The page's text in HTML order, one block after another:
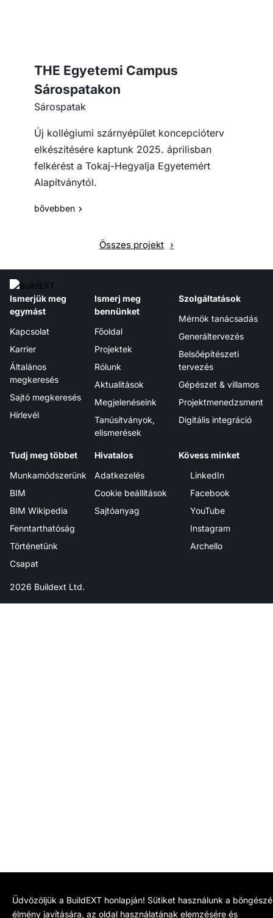
THE Egyetemi Campus
Sárospatakon
Sárospatak
Új kollégiumi szárnyépület koncepcióterv
elkészítésére kaptunk 2025. áprilisban
felkérést a Tokaj-Hegyalja Egyetemért
Alapítványtól.
bővebben
Összes projekt
Ismerjük meg
egymást
Kapcsolat
Karrier
Általános
megkeresés
Sajtó megkeresés
Hírlevél
Ismerj meg
bennünket
Főoldal
Projektek
Rólunk
Aktualitások
Megjelenéseink
Tanúsítványok,
elismerések
Szolgáltatások
Mérnök tanácsadás
Generáltervezés
Belsőépítészeti
tervezés
Gépészet & villamos
Projektmenedzsment
Digitális integráció
Tudj meg többet
Munkamódszerünk
BIM
BIM Wikipedia
Fenntarthatóság
Történetünk
Csapat
Hivatalos
Adatkezelés
Cookie beállítások
Sajtóanyag
Kövess minket
LinkedIn
Facebook
YouTube
Instagram
Archello
2026 Buildext Ltd.
Üdvözöljük a BuildEXT honlapján! Sütiket használunk a
élmény javítására, az oldal használatának elemzésére és